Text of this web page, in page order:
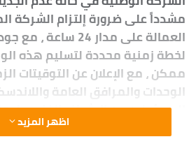
مشدداً على ضرورة إلتزام الشركة
العمالة على مدار 24
لخطة زمنية محددة لتسليم هذه
ممكن ، مع الإعلان عن التوقيتات
الوحدات والمرافق العامة
المسئولين عن الإشراف الفني
اظهر المزيد